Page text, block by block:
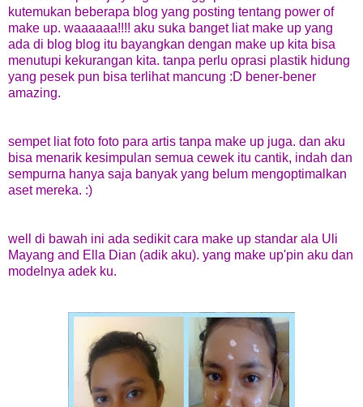
kutemukan beberapa blog yang posting tentang power of
make up. waaaaaa!!!! aku suka banget liat make up yang
ada di blog blog itu bayangkan dengan make up kita bisa
menutupi kekurangan kita. tanpa perlu oprasi plastik hidung
yang pesek pun bisa terlihat mancung :D bener-bener
amazing.
sempet liat foto foto para artis tanpa make up juga. dan aku
bisa menarik kesimpulan semua cewek itu cantik, indah dan
sempurna hanya saja banyak yang belum mengoptimalkan
aset mereka. :)
well di bawah ini ada sedikit cara make up standar ala Uli
Mayang and Ella Dian (adik aku). yang make up'pin aku dan
modelnya adek ku.